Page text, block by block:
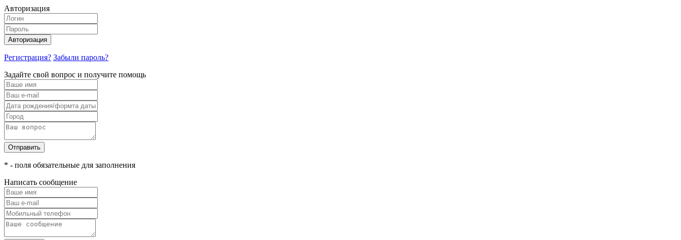
Авторизация
Авторизация
Регистрация? Забыли пароль?
Задайте свой вопрос и получите помощь
Отправить
* - поля обязательные для заполнения
Написать сообщение